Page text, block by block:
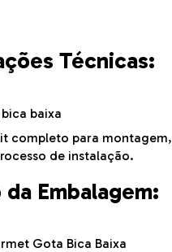
Técnicas:
baixa
completo para montagem,
de instalação.
Embalagem:
Gota Bica Baixa